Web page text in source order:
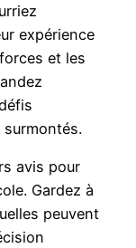
expérience
et les
avis pour
Gardez à
peuvent